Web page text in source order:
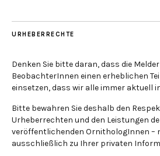
URHEBERRECHTE
Denken Sie bitte daran, dass die
BeobachterInnen einen erheblichen
einsetzen, dass wir alle immer aktuell
Bitte bewahren Sie deshalb den
Urheberrechten und den Leistungen
veröffentlichenden OrnithologInnen –
ausschließlich zu Ihrer privaten